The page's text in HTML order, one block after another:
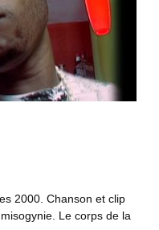
2000. Chanson et clip
Le corps de la